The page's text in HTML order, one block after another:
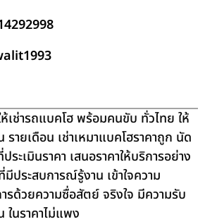
เช่ารถแบคโฮ พร้อมคนขับ ทั่วไทย ให้
รายเดือน เช่าเหมาแบคโฮราคาถูก นัด
ะเมินราคา เสนอราคาให้บริการอย่าง
ประสบการณ์รู้งาน เข้าใจความ
รด้วยความซื่อสัตย์ จริงใจ มีความรับ
นราคาไม่แพง